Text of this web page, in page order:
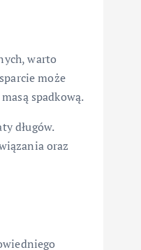
warto
może
spadkową.
długów.
oraz